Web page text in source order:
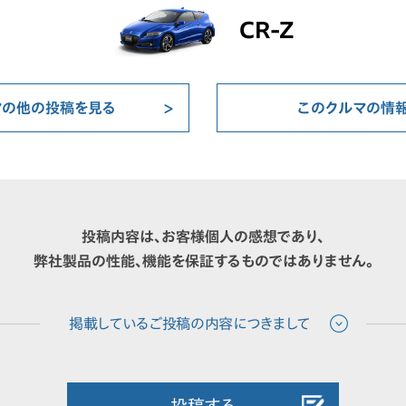
CR-Z
他の投稿を見る このクルマの情
投稿内容は、お客様個人の感想であり、
弊社製品の性能、機能を保証するものではありません。